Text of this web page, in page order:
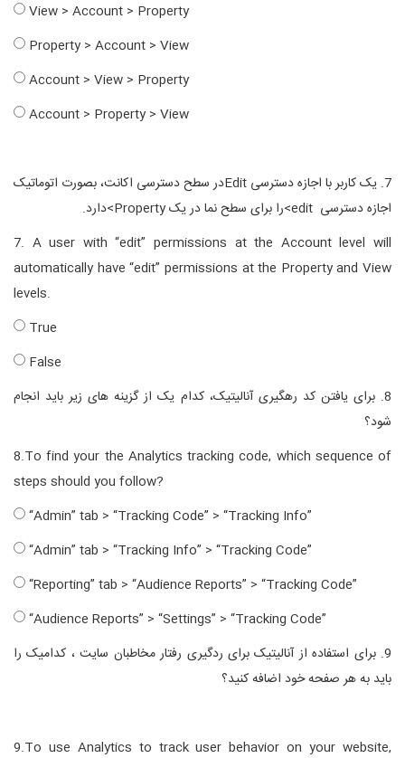
View > Account > Property
Property > Account > View
Account > View > Property
Account > Property > View
7. یک کاربر با اجازه دسترسی Editدر سطح دسترسی اکانت، بصورت اتوماتیک
اجازه دسترسی edit>را برای سطح نما در یک Property>دارد.
7. A user with “edit” permissions at the Account level will
automatically have “edit” permissions at the Property and View
levels.
True
False
8. برای یافتن کد رهگیری آنالیتیک، کدام یک از گزینه های زیر باید انجام
شود؟
8.To find your the Analytics tracking code, which sequence of
steps should you follow?
“Admin” tab > “Tracking Code” > “Tracking Info”
“Admin” tab > “Tracking Info” > “Tracking Code”
“Reporting” tab > “Audience Reports” > “Tracking Code”
“Audience Reports” > “Settings” > “Tracking Code”
9. برای استفاده از آنالیتیک برای ردگیری رفتار مخاطبان سایت ، کدامیک را
باید به هر صفحه خود اضافه کنید؟
9.To use Analytics to track user behavior on your website,